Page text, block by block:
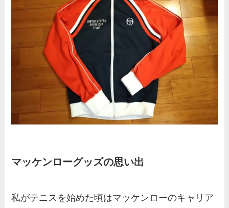
マッケンローグッズの思い出
私がテニスを始めた頃はマッケンローのキャリア